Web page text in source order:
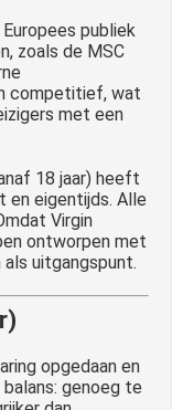
publiek
zoals de MSC
competitief, wat
met een
18 jaar) heeft
en eigentijds. Alle
Virgin
ontworpen met
uitgangspunt.
opgedaan en
genoeg te